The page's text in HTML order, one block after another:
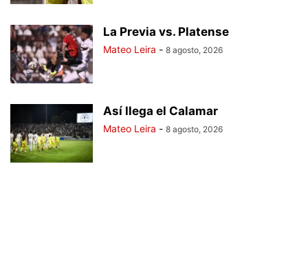
La Previa vs. Platense
Mateo Leira - 8 agosto, 2026
Así llega el Calamar
Mateo Leira - 8 agosto, 2026